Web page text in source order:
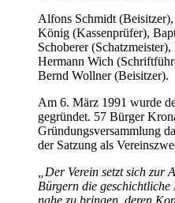
Alfons Schmidt
König (Kassenprüfer),
Schoberer
Hermann Wich
Bernd Wollner (Beisitzer).
Am 6. März 1991 wurde
gegründet. 57 Bürger
Gründungsversammlung
der Satzung als
„Der Verein setzt sich zur
Bürgern die
nahe zu bringen, deren